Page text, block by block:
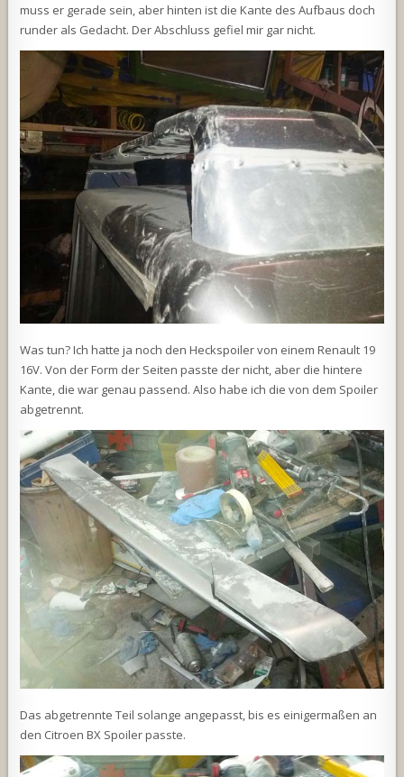
muss er gerade sein, aber hinten ist die Kante des Aufbaus doch
runder als Gedacht. Der Abschluss gefiel mir gar nicht.
Was tun? Ich hatte ja noch den Heckspoiler von einem Renault 19
16V. Von der Form der Seiten passte der nicht, aber die hintere
Kante, die war genau passend. Also habe ich die von dem Spoiler
abgetrennt.
Das abgetrennte Teil solange angepasst, bis es einigermaßen an
den Citroen BX Spoiler passte.